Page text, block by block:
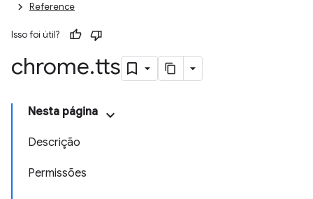
Reference
Isso foi útil?
chrome.tts
Nesta página
Descrição
Permissões